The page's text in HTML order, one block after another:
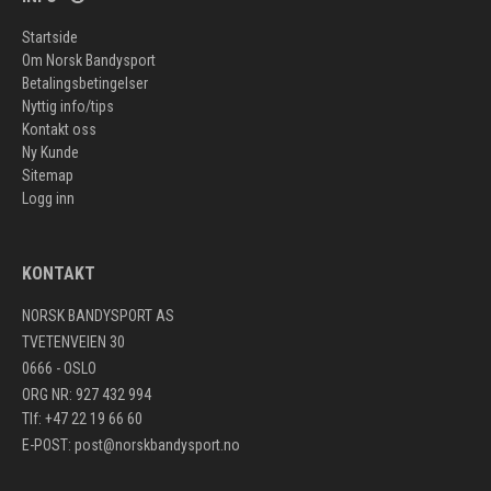
Startside
Om Norsk Bandysport
Betalingsbetingelser
Nyttig info/tips
Kontakt oss
Ny Kunde
Sitemap
Logg inn
KONTAKT
NORSK BANDYSPORT AS
TVETENVEIEN 30
0666 - OSLO
ORG NR: 927 432 994
Tlf: +47 22 19 66 60
E-POST: post@norskbandysport.no